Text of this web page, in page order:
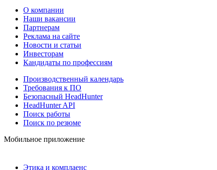
О компании
Наши вакансии
Партнерам
Реклама на сайте
Новости и статьи
Инвесторам
Кандидаты по профессиям
Производственный календарь
Требования к ПО
Безопасный HeadHunter
HeadHunter API
Поиск работы
Поиск по резюме
Мобильное приложение
Этика и комплаенс